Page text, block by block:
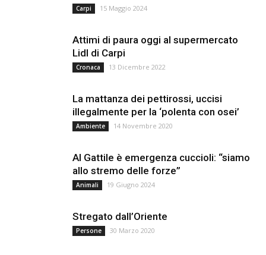
Carpi 15 Maggio 2024
Attimi di paura oggi al supermercato
Lidl di Carpi
Cronaca 13 Dicembre 2022
La mattanza dei pettirossi, uccisi
illegalmente per la ‘polenta con osei’
Ambiente 14 Novembre 2020
Al Gattile è emergenza cuccioli: “siamo
allo stremo delle forze”
Animali 19 Giugno 2024
Stregato dall’Oriente
Persone 30 Marzo 2020